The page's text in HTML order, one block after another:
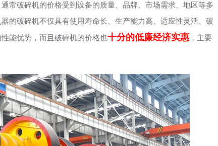
常破碎机的价格受到设备的质量、品牌、市场需求、地区等多
的破碎机不仅具有使用寿命长、生产能力高、适应性灵活、破
能优势，而且破碎机的价格也十分的低廉经济实惠 ，主要